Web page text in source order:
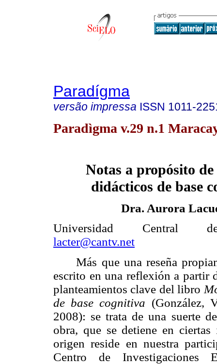
Paradígma
versão impressa ISSN 1011-
Paradìgma v.29 n.1
Notas a propósito de
didácticos de base
Dra. Aurora
Universidad Central
lacter@cantv.net
Más que una reseña
escrito en una reflexión a partir
planteamientos clave del libro
de base cognitiva (González,
2008): se trata de una suerte
obra, que se detiene en
origen reside en nuestra
Centro de Investigaciones